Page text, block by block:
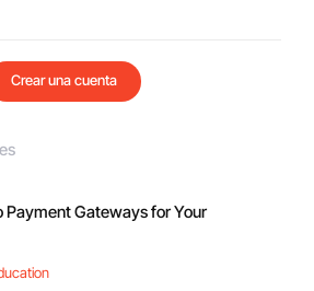
Crear una cuenta
Payment Gateways for Your